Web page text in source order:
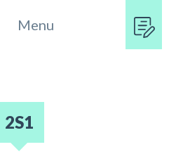
Menu
2S1